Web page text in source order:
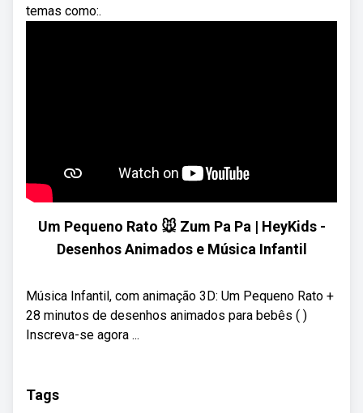
temas como:.
Um Pequeno Rato 🐭 Zum Pa Pa | HeyKids -
Desenhos Animados e Música Infantil
Música Infantil, com animação 3D: Um Pequeno Rato +
28 minutos de desenhos animados para bebês ( )
Inscreva-se agora ...
Tags